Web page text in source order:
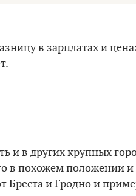
в зарплатах и
и в других крупных
в похожем положении и
Бреста и Гродно и